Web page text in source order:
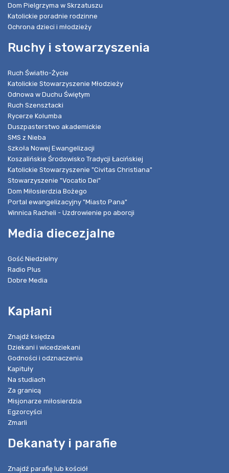
Dom Pielgrzyma w Skrzatuszu
Katolickie poradnie rodzinne
Ochrona dzieci i młodzieży
Ruchy i stowarzyszenia
Ruch Światło-Życie
Katolickie Stowarzyszenie Młodzieży
Odnowa w Duchu Świętym
Ruch Szensztacki
Rycerze Kolumba
Duszpasterstwo akademickie
SMS z Nieba
Szkoła Nowej Ewangelizacji
Koszalińskie Środowisko Tradycji Łacińskiej
Katolickie Stowarzyszenie "Civitas Christiana"
Stowarzyszenie "Vocatio Dei"
Dom Miłosierdzia Bożego
Portal ewangelizacyjny "Miasto Pana"
Winnica Racheli - Uzdrowienie po aborcji
Media diecezjalne
Gość Niedzielny
Radio Plus
Dobre Media
Kapłani
Znajdź księdza
Dziekani i wicedziekani
Godności i odznaczenia
Kapituły
Na studiach
Za granicą
Misjonarze miłosierdzia
Egzorcyści
Zmarli
Dekanaty i parafie
Znajdź parafię lub kościół